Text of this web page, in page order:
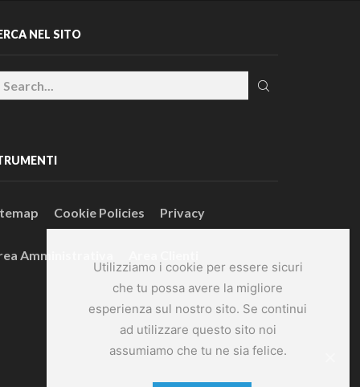
Utilizziamo i cookie per essere sicuri
che tu possa avere la migliore
esperienza sul nostro sito. Se continui
ad utilizzare questo sito noi
assumiamo che tu ne sia felice.
NEL SITO
Cookie Policies Privacy
Amministrativa